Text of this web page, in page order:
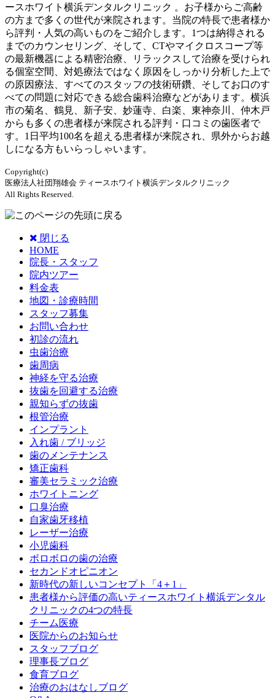
ースホワイト横浜デンタルクリニック 。お子様からご高齢
の方まで多くの世代が来院されます。当院の特長で患者様か
ら評判・人気の高いものをご紹介します。1つは納得される
までのカウンセリング、そして、CTやマイクロスコープ等
の最新機器による精密治療、リラックスして治療を受けられ
る個室空間、対処療法ではなく原因をしっかり分析した上で
の原因療法、すべてのスタッフの技術研鑽、そしてお口のす
べての問題に対応できる総合歯科治療などがあります。横浜
市の菊名、鶴見、新子安、妙蓮寺、白楽、東神奈川、仲木戸
からも多くの患者様が来院される評判・口コミの歯医者で
す。1日平均100名を超える患者様が来院され、県外からお越
しになる方もいらっしゃいます。
Copyright(c)
医療法人社団翔雄会 ティースホワイト横浜デンタルクリニック
All Rights Reserved.
閉じる
HOME
院長・スタッフ
院内ツアー
料金表
地図・診療時間
スタッフ募集
お問い合わせ
初診の流れ
虫歯治療
歯周病
神経を守る治療
抜歯を回避する治療
親知らずの抜歯
根管治療
インプラント
入れ歯 / ブリッジ
歯のメンテナンス
矯正歯科
審美セラミック治療
ホワイトニング
口臭治療
自家歯牙移植
レーザー治療
小児歯科
ボロボロの歯の治療
セカンドオピニオン
新時代の新しいコンセプト「4＋1」
患者様から評価の高いティースホワイト横浜デンタル
クリニックの4つの特長
チーム医療
医院からのお知らせ
スタッフブログ
理事長ブログ
食育ブログ
治療のおはなしブログ